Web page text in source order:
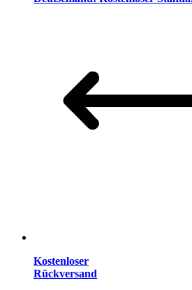
Kostenloser
Rückversand